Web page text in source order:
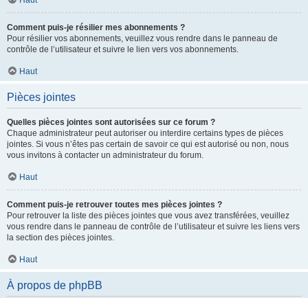
Comment puis-je résilier mes abonnements ?
Pour résilier vos abonnements, veuillez vous rendre dans le panneau de
contrôle de l’utilisateur et suivre le lien vers vos abonnements.
Haut
Pièces jointes
Quelles pièces jointes sont autorisées sur ce forum ?
Chaque administrateur peut autoriser ou interdire certains types de pièces
jointes. Si vous n’êtes pas certain de savoir ce qui est autorisé ou non, nous
vous invitons à contacter un administrateur du forum.
Haut
Comment puis-je retrouver toutes mes pièces jointes ?
Pour retrouver la liste des pièces jointes que vous avez transférées, veuillez
vous rendre dans le panneau de contrôle de l’utilisateur et suivre les liens vers
la section des pièces jointes.
Haut
À propos de phpBB